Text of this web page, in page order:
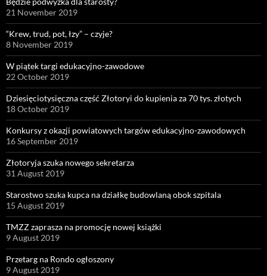
21 November 2019
“Krew, trud, pot, łzy” – czyje?
8 November 2019
W piątek targi edukacyjno-zawodowe
22 October 2019
Dziesięciotysięczna część Złotoryi do kupienia za 70 tys. złotych
18 October 2019
Konkursy z okazji powiatowych targów edukacyjno-zawodowych
16 September 2019
Złotoryja szuka nowego sekretarza
31 August 2019
Starostwo szuka kupca na działkę budowlaną obok szpitala
15 August 2019
TMZZ zaprasza na promocję nowej książki
9 August 2019
Przetarg na Rondo ogłoszony
9 August 2019